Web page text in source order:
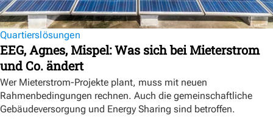
Quartierslösungen
EEG, Agnes, Mispel: Was sich bei Mieterstrom
und Co. ändert
Wer Mieterstrom-Projekte plant, muss mit neuen
Rahmenbedingungen rechnen. Auch die gemeinschaftliche
Gebäudeversorgung und Energy Sharing sind betroffen.